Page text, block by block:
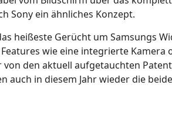
Sony ein ähnliches Konzept.
heißeste Gerücht um Samsungs
wie eine integrierte Kamera
den aktuell aufgetauchten
auch in diesem Jahr wieder die